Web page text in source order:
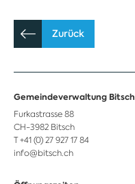
Zurück
Gemeindeverwaltung Bitsch
Furkastrasse 88
CH-3982 Bitsch
T +41 (0) 27 927 17 84
info@bitsch.ch